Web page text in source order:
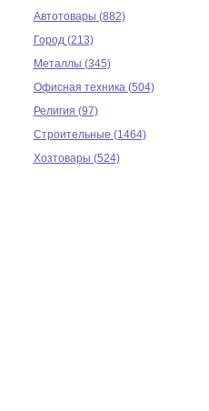
Автотовары (882)
Город (213)
Металлы (345)
Офисная техника (504)
Религия (97)
Строительные (1464)
Хозтовары (524)